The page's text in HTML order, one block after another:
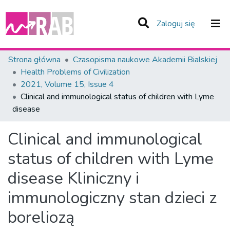
Zaloguj się (current)
Zespoły i Kolekcje
Statystyka
Całe Repozytorium
Strona główna
Czasopisma naukowe Akademii Bialskiej
Health Problems of Civilization
2021, Volume 15, Issue 4
Clinical and immunological status of children with Lyme
disease
Clinical and immunological
status of children with Lyme
disease Kliniczny i
immunologiczny stan dzieci z
boreliozą